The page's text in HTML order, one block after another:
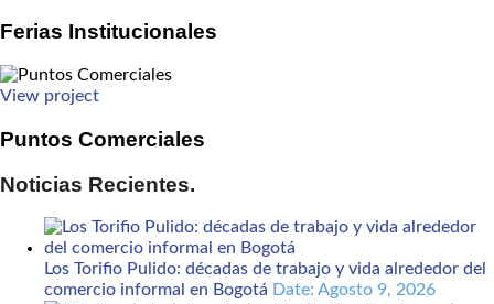
Ferias Institucionales
View project
Puntos Comerciales
Noticias Recientes.
Los Torifio Pulido: décadas de trabajo y vida alrededor del
comercio informal en Bogotá Date: Agosto 9, 2026